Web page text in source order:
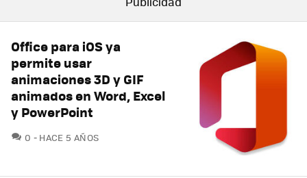
Office para iOS ya
permite usar
animaciones 3D y GIF
animados en Word, Excel
y PowerPoint
0 COMENTARIOS
HACE 5 AÑOS